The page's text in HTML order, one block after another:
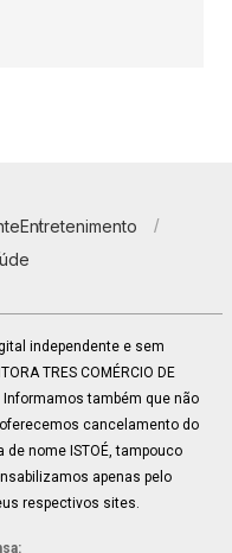
Entretenimento
independente e sem
TRES COMÉRCIO DE
Informamos também que não
cancelamento do
nome ISTOÉ, tampouco
apenas pelo
respectivos sites.